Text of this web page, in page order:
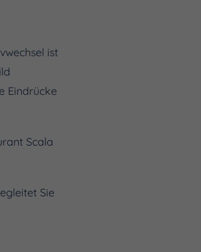
ist
Eindrücke
Scala
Sie